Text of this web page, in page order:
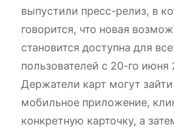
выпустили пресс-релиз, в
говорится, что новая
становится доступна для
пользователей с 20-го июня
Держатели карт могут зайти
мобильное приложение,
конкретную карточку, а